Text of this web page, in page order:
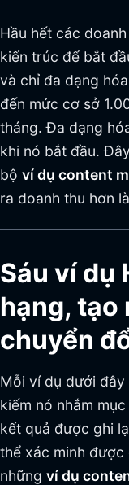
Hầu hết các
kiến trúc để bắt
và chỉ đa dạng
đến mức cơ sở
tháng. Đa dạng
khi nó bắt đầu.
bộ ví dụ content
ra doanh thu hơn
Sáu ví dụ
hạng, tạo
chuyển
Mỗi ví dụ dưới
kiếm nó nhắm
kết quả được ghi
thể xác minh
những ví dụ